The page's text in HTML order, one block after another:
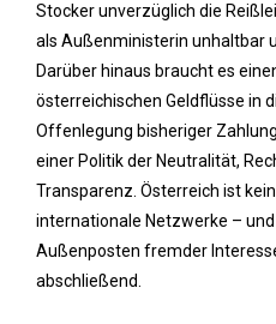
Stocker unverzüglich die
als Außenministerin unhaltbar
Darüber hinaus braucht es
österreichischen Geldflüsse in
Offenlegung bisheriger
einer Politik der Neutralität,
Transparenz. Österreich ist
internationale Netzwerke –
Außenposten fremder
abschließend.